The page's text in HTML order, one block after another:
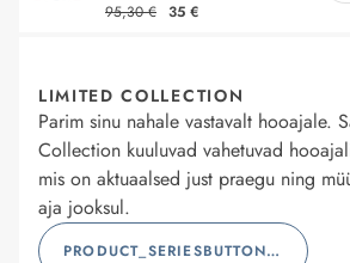
95,30 € 35 €
LIMITED COLLECTION
Parim sinu nahale vastavalt hooajale.
Collection kuuluvad vahetuvad
mis on aktuaalsed just praegu ning
aja jooksul.
PRODUCT_SERIESBUTTONLABEL